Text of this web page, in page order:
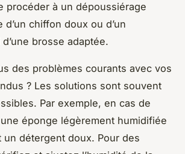
procéder à un dépoussiérage
d’un chiffon doux ou d’un
brosse adaptée.
des problèmes courants avec vos
? Les solutions sont souvent
Par exemple, en cas de
éponge légèrement humidifiée
un détergent doux. Pour des